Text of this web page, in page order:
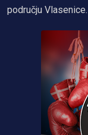
području Vlasenice.